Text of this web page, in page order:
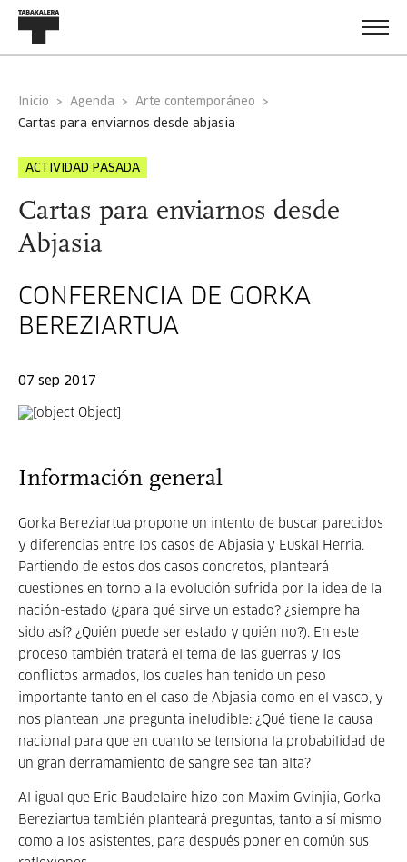
Inicio Agenda
Arte contemporáneo
cartas para enviarnos desde abjasia
ACTIVIDAD PASADA
Cartas para enviarnos desde
Abjasia
CONFERENCIA DE GORKA
BEREZIARTUA
07 sep 2017
Información general
Gorka Bereziartua propone un intento de buscar parecidos
y diferencias entre los casos de Abjasia y Euskal Herria.
Partiendo de estos dos casos concretos, planteará
cuestiones en torno a la evolución sufrida por la idea de la
nación-estado (¿para qué sirve un estado? ¿siempre ha
sido así? ¿Quién puede ser estado y quién no?). En este
proceso también tratará el tema de las guerras y los
conflictos armados, los cuales han tenido un peso
importante tanto en el caso de Abjasia como en el vasco, y
nos plantean una pregunta ineludible: ¿Qué tiene la causa
nacional para que en cuanto se tensiona la probabilidad de
un gran derramamiento de sangre sea tan alta?
Al igual que Eric Baudelaire hizo con Maxim Gvinjia, Gorka
Bereziartua también planteará preguntas, tanto a sí mismo
como a los asistentes, para después poner en común sus